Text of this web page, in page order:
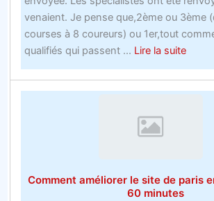
venaient. Je pense que,2ème ou 3ème
courses à 8 coureurs) ou 1er,tout
qualifiés qui passent ... Lire la suiteabout
Lisez
ceci
la
Comment améliorer le site de paris
60 minutes